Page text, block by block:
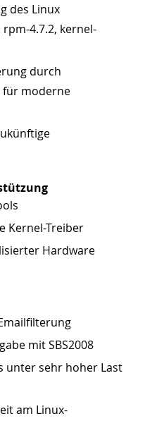
des Linux
rpm-4.7.2, kernel-
durch
für moderne
Kernel-Treiber
Hardware
mit SBS2008
unter sehr hoher Last
am Linux-